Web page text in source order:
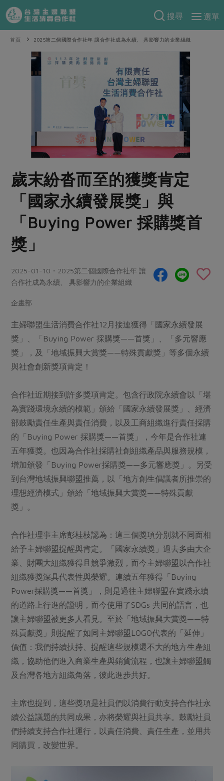
搜尋
選單
產品分類
當季蔬果
一籃菜 當令水果
蕈菇類
乳製品
豆製品 米麵雜糧
肉品・水產
畜產肉類 水產
水畜加工品
調理食材・點心
保健食品
居家好物
家庭清潔 織品
日用品 圖書禮品
最新產品
優惠專區
素食專區
樂齡友善
食譜料理
常備菜
蔬食
蛋料理
料理方式
醬料
湯品．鍋物
涼拌沙拉
飲品
異國料理
年菜食譜
養身食補
節慶大餐
高麗菜海鮮煎餅
把最好的台灣味帶回家！
防災用品預購圓滿結束
更多預購活動
當季產品
合作25-經典快閃最後一週
合作25-精選產品第四彈
合作25-精選產品第三彈
議題活動
主婦聯盟X樂齡網特約優惠案
30%rPET紅烏龍茶
更多議題活動
把最好的台灣味帶回家！
主婦食堂 一籃菜真心話
社內大小事 合作聯合國
產品故事 生活提案
樂齡生活 親子食育
廚房瑜伽
減硝酸鹽 惜食
減添加物 減塑減廢
公益金 食農教育
更多議題
生活者e週報
綠主張月刊
典藏閱覽室
關於我們
合作社組織
員工與求才
產品檢驗
自主把關
硝酸鹽檢驗
社員權益
選舉專區
最新消息
媒體報導
下載專區
地區活動
活動報下載
首頁 2025第二個國際合作社年 讓合作社成為永續、 具影響力的企業組織
歲末紛沓而至的獲獎肯定
「國家永續發展獎」與
「Buying Power 採購獎首
獎」
2025-01-10・2025第二個國際合作社年 讓
合作社成為永續、 具影響力的企業組織
企畫部
主婦聯盟生活消費合作社12月接連獲得「國家永續發展
獎」、「Buying Power 採購獎——首獎」、「多元響應
獎」，及「地域振興大賞獎——特殊貢獻獎」等多個永續
與社會創新獎項肯定！
合作社近期接到許多獎項肯定。包含行政院永續會以「堪
為實踐環境永續的模範」頒給「國家永續發展獎」、經濟
部鼓勵責任生產與責任消費，以及工商組織進行責任採購
的「Buying Power 採購獎——首獎」，今年是合作社連
五年獲獎。也因為合作社採購社創組織產品與服務規模，
增加頒發「Buying Power採購獎——多元響應獎」。另受
到台灣地域振興聯盟推薦，以「地方創生倡議者所推崇的
理想經濟模式」頒給「地域振興大賞獎——特殊貢獻
獎」。
合作社理事主席彭桂枝認為：這三個獎項分別就不同面相
給予主婦聯盟提醒與肯定。「國家永續獎」過去多由大企
業、財團大組織獲得且競爭激烈，而今主婦聯盟以合作社
組織獲獎深具代表性與榮耀。連續五年獲得「Buying
Power採購獎——首獎」，則是過往主婦聯盟在實踐永續
的道路上行進的證明，而今使用了SDGs 共同的語言，也
讓主婦聯盟被更多人看見。至於「地域振興大賞獎——特
殊貢獻獎」則提醒了如同主婦聯盟LOGO代表的「延伸」
價值：我們持續扶持、提醒這些規模還不大的地方生產組
織，協助他們進入商業生產與銷貨流程，也讓主婦聯盟觸
及台灣各地方組織角落，彼此進步共好。
主席也提到，這些獎項是社員們以消費行動支持合作社永
續公益議題的共同成果，亦將榮耀與社員共享。鼓勵社員
們持續支持合作社運行，以責任消費、責任生產，並用共
同購買，改變世界。